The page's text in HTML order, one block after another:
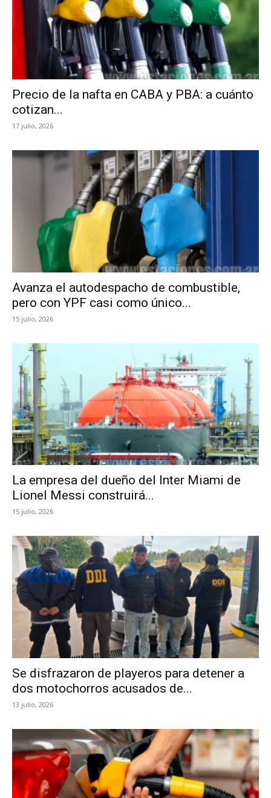
Precio de la nafta en CABA y PBA: a cuánto
cotizan...
17 julio, 2026
Avanza el autodespacho de combustible,
pero con YPF casi como único...
15 julio, 2026
La empresa del dueño del Inter Miami de
Lionel Messi construirá...
15 julio, 2026
Se disfrazaron de playeros para detener a
dos motochorros acusados de...
13 julio, 2026